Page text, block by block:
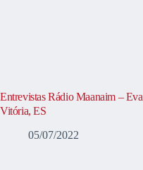
Entrevistas Rádio Maanaim –
Vitória, ES
05/07/2022